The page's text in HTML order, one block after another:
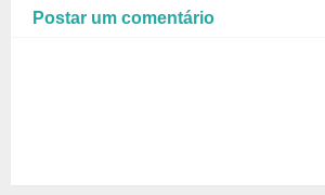
Postar um comentário